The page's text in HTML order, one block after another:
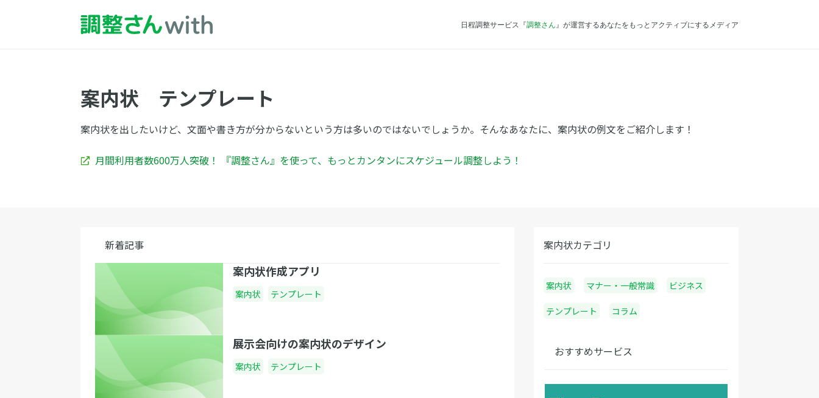
日程調整サービス『調整さん 』が運営するあなたをもっとアクティブにするメディア
案内状 テンプレート
案内状を出したいけど、文面や書き方が分からないという方は多いのではないでしょうか。そんなあなたに、案内状の例文をご紹介します！
月間利用者数600万人突破！ 『調整さん』を使って、もっとカンタンにスケジュール調整しよう！
新着記事
案内状作成アプリ
案内状 テンプレート
展示会向けの案内状のデザイン
案内状 テンプレート
案内状カテゴリ
案内状 マナー・一般常識 ビジネス
テンプレート コラム
おすすめサービス